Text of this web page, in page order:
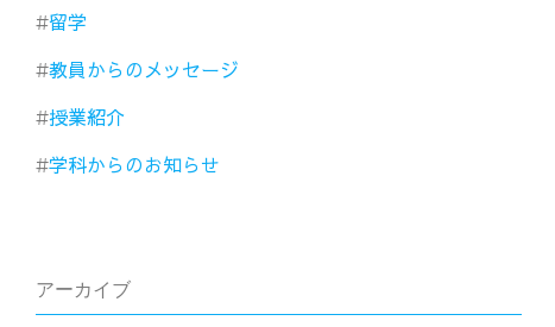
留学
教員からのメッセージ
授業紹介
学科からのお知らせ
アーカイブ